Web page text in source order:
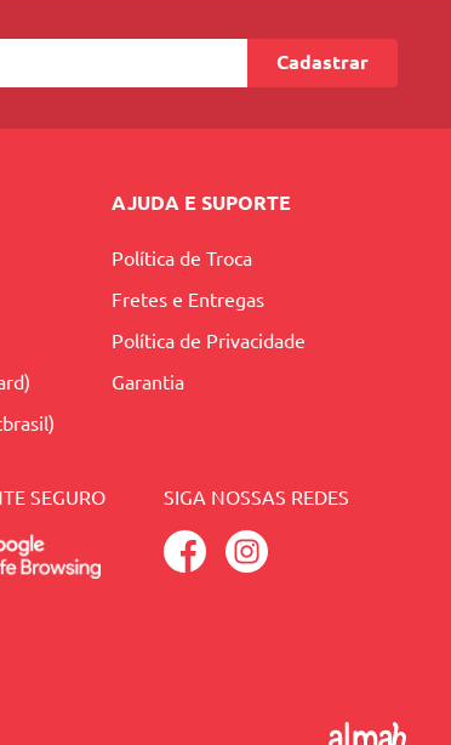
Cadastrar
AJUDA E SUPORTE
Política de Troca
Fretes e Entregas
Política de Privacidade
Garantia
SEGURO SIGA NOSSAS REDES